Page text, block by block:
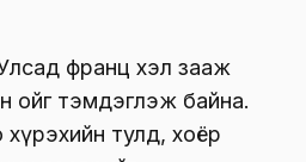
Улсад франц хэл зааж
ойг тэмдэглэж байна.
тулд, хоёр